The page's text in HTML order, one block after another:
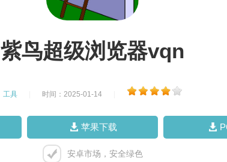
紫鸟超级浏览器vqn
工具 时间：2025-01-14
苹果下载
安卓市场，安全绿色